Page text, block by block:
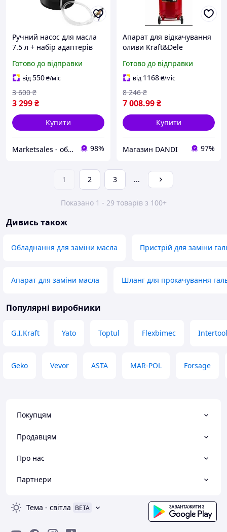
Ручний насос для масла
7.5 л + набір адаптерів
Готово до відправки
від550₴/міс
3 299₴
3 600 ₴
Купити
Marketsales - обладнання та інструменти 98%
Апарат для відкачування
оливи Kraft&Dele
масловідсмоктувач для
СТО та гаража
Готово до відправки
від 1168₴/міс
7 008.99₴
8 246 ₴
Купити
Магазин DANDI 97%
1 2 3 ...
Показано 1 - 29 товарів з 100+
Дивись також
Обладнання для заміни масла Пристрій для заміни
Апарат для заміни масла Шланг для прокачування
Популярні виробники
G.I.Kraft Yato Toptul Flexbimec Intertool
Geko Vevor ASTA MAR-POL Forsage
Покупцям
Продавцям
Про нас
Партнери
Тема - світла BETA